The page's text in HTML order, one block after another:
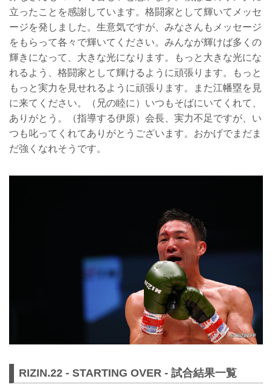
立ったことを感謝しています。格闘家として輝いてメッセ
ージを発しました。生意気ですが、みなさんもメッセージ
をもらって各々で輝いてください。みんなが輝けば多くの
輝きになって、大きな光になります。もっと大きな光にな
れるよう、格闘家として輝けるように頑張ります。もっと
もっと実力を見せれるように頑張ります。また江幡塁を見
に来てください。（兄の睦に）いつもそばにいてくれて、
ありがとう。（指導する伊原）会長、実力不足ですが、い
つも叱ってくれてありがとうございます。おかげでまだま
だ強くなれそうです。
RIZIN.22 - STARTING OVER - 試合結果一覧